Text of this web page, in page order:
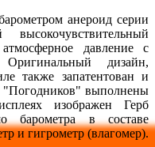
анероид серии
давление с
дизайн,
также запатентован и
"Погодников" выполнены
изображен Герб
в составе
и гигрометр (влагомер).